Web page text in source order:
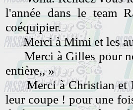
l'année dans le team
coéquipier.
Merci à Mimi et les
Merci à Gilles pour
entière,, »
Merci à Christian et
leur coupe ! pour une